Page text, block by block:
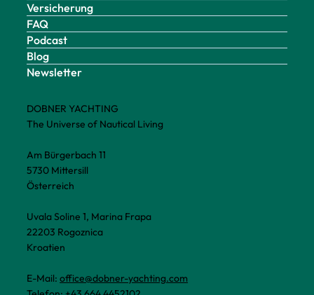
DOBNER YACHTING
The Universe of Nautical Living
Am Bürgerbach 11
5730 Mittersill
Österreich
Uvala Soline 1, Marina Frapa
22203 Rogoznica
Kroatien
E-Mail:office@dobner-yachting.com
Versicherung
FAQ
Podcast
Blog
Newsletter